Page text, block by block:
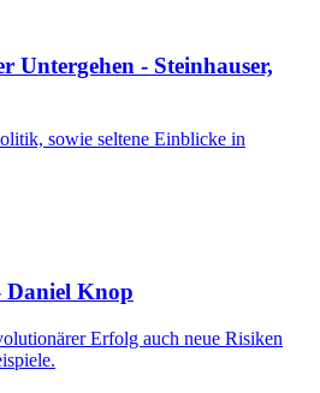
Untergehen - Steinhauser,
sowie seltene Einblicke in
Daniel Knop
Erfolg auch neue Risiken